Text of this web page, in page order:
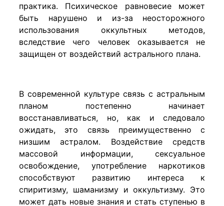
практика. Психическое равновесие может
быть нарушено и из-за неосторожного
использования оккультных методов,
вследствие чего человек оказывается не
защищен от воздействий астрального плана.
В современной культуре связь с астральным
планом постепенно начинает
восстанавливаться, но, как и следовало
ожидать, это связь преимущественно с
низшим астралом. Воздействие средств
массовой информации, сексуальное
освобождение, употребление наркотиков
способствуют развитию интереса к
спиритизму, шаманизму и оккультизму. Это
может дать новые знания и стать ступенью в